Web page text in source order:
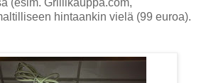
(esim. Grillikauppa.com,
hintaankin vielä (99 euroa).